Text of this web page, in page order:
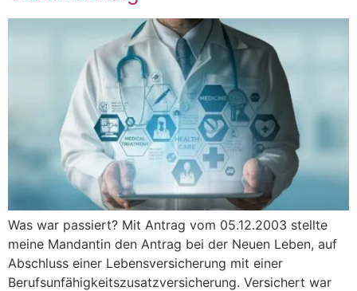
Was war passiert? Mit Antrag vom 05.12.2003 stellte
meine Mandantin den Antrag bei der Neuen Leben, auf
Abschluss einer Lebensversicherung mit einer
Berufsunfähigkeitszusatzversicherung. Versichert war